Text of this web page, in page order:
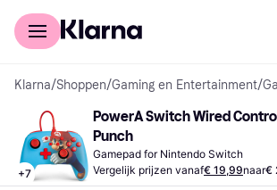
Voor shoppers
Klarna/Shoppen/Gaming en Entertainment/
+7
PowerA Switch Wired
Punch
Gamepad for Nintendo Switch
Vergelijk prijzen vanaf€ 19,99naar€